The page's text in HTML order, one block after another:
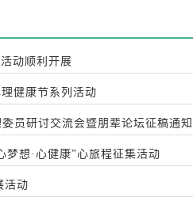
动顺利开展
健康节系列活动
员研讨交流会暨朋辈论坛征稿通知
想·心健康”心旅程征集活动
活动